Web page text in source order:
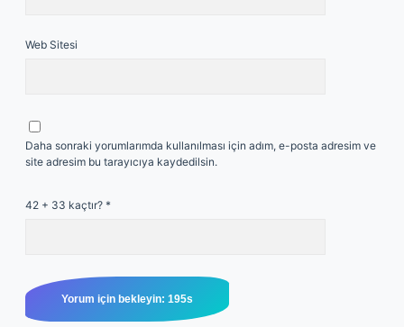
Web Sitesi
Daha sonraki yorumlarımda kullanılması için adım, e-posta adresim ve
site adresim bu tarayıcıya kaydedilsin.
42 + 33 kaçtır? *